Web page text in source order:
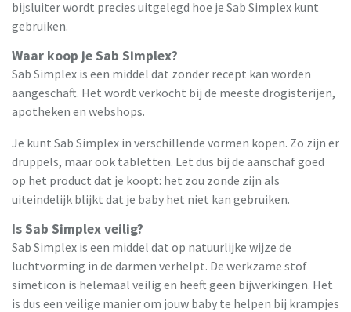
bijsluiter wordt precies uitgelegd hoe je Sab Simplex kunt
gebruiken.
Waar koop je Sab Simplex?
Sab Simplex is een middel dat zonder recept kan worden
aangeschaft. Het wordt verkocht bij de meeste drogisterijen,
apotheken en webshops.
Je kunt Sab Simplex in verschillende vormen kopen. Zo zijn er
druppels, maar ook tabletten. Let dus bij de aanschaf goed
op het product dat je koopt: het zou zonde zijn als
uiteindelijk blijkt dat je baby het niet kan gebruiken.
Is Sab Simplex veilig?
Sab Simplex is een middel dat op natuurlijke wijze de
luchtvorming in de darmen verhelpt. De werkzame stof
simeticon is helemaal veilig en heeft geen bijwerkingen. Het
is dus een veilige manier om jouw baby te helpen bij krampjes